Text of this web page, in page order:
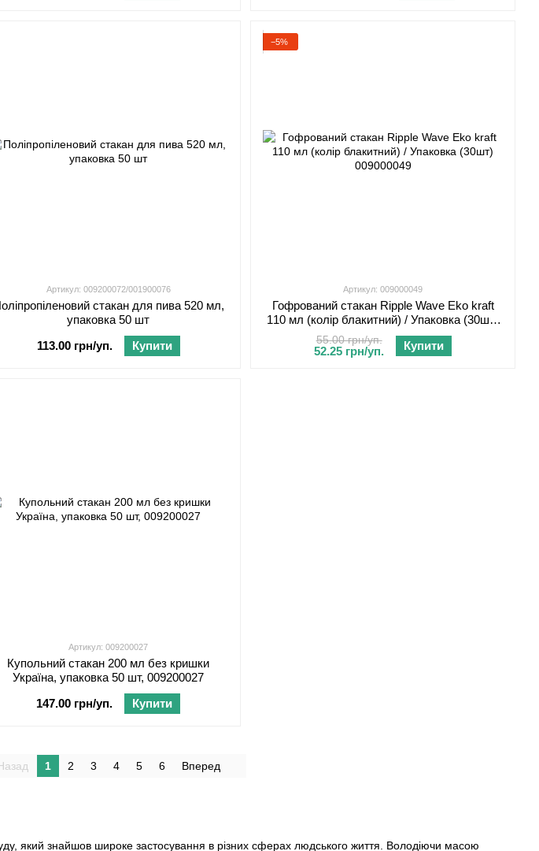
який знайшов широке застосування в різних сферах людського життя. Володіючи масою
Артикул: 009200072/001900076
стакан для пива 520 мл,
упаковка 50 шт
113.00 грн/уп.
Купити
−5%
Артикул: 009000049
Гофрований стакан Ripple Wave Eko kraft
110 мл (колір блакитний) / Упаковка (30шт)
009000049
55.00 грн/уп.
52.25 грн/уп. Купити
Артикул: 009200027
Купольний стакан 200 мл без кришки
Україна, упаковка 50 шт, 009200027
147.00 грн/уп.
Купити
1 2 3 4 5 6 Вперед